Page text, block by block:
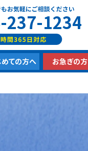
めての方へ お急ぎの方
237-1234